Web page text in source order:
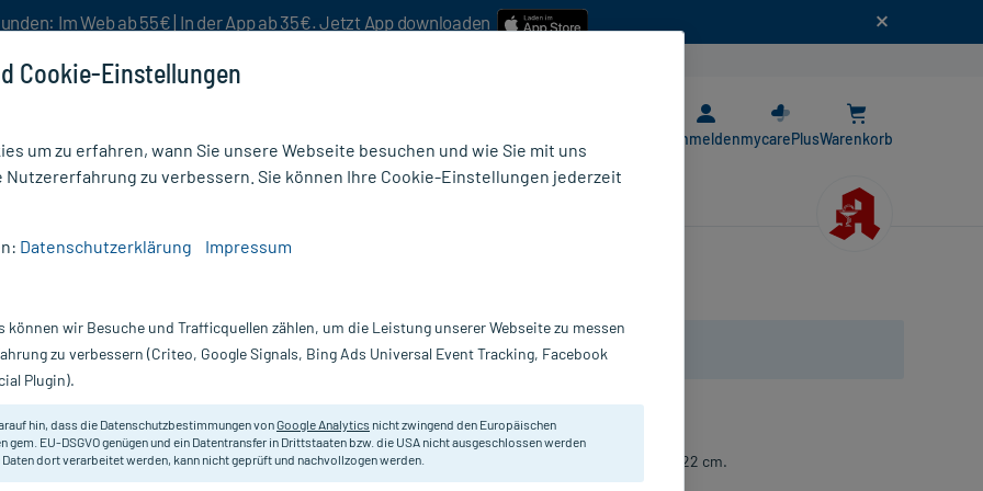
Im Web ab 55€ | In der App ab 35€. Jetzt App downloaden
AnmeldenmycarePlusWarenkorb
Nur für kurze Zeit:Gratis-Versand* ab 19€ Mindestbestellwert!
Gr. S,
WEPA
Blutdruckmanschette. Für Oberarme mit einem Umfang von 17-22 cm.
Cookie-Einstellungen
um zu erfahren, wann Sie unsere Webseite besuchen und wie Sie mit uns
Nutzererfahrung zu verbessern. Sie können Ihre Cookie-Einstellungen jederzeit
Datenschutzerklärung Impressum
können wir Besuche und Trafficquellen zählen, um die Leistung unserer Webseite zu messen
zu verbessern (Criteo, Google Signals, Bing Ads Universal Event Tracking, Facebook
Plugin).
hin, dass die Datenschutzbestimmungen vonGoogle Analytics nicht zwingend den Europäischen
gem. EU-DSGVO genügen und ein Datentransfer in Drittstaaten bzw. die USA nicht ausgeschlossen werden
Daten dort verarbeitet werden, kann nicht geprüft und nachvollzogen werden.